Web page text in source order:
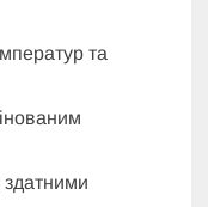
та
здатними